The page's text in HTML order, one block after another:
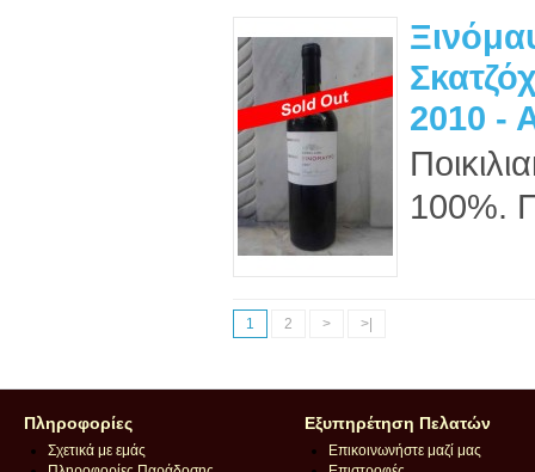
2010 -
100%.
1 2 > >|
Πληροφορίες
Σχετικά με εμάς
Εξυπηρέτηση Πελατών
Επικοινωνήστε μαζί μας